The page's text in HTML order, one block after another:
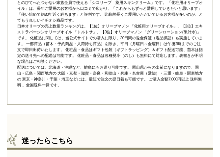
とのびてべたつかない家族全員で使える「 シコリーブ 薬用スキンクリーム 」です。 「化粧用オリーブオ
イル」は、長年ご愛用のお客様から口コミで広がり、「これからもずっと愛用していきたいと思います」
「使い始めて約30年近く経ちます」と評判です。 比較的長くご愛用いただいているお客様が多いのが、と
てもうれしいイチオシ商品です。
日本オリーブの売上数量ランキングは、【1位】オリーブマノン 「 化粧用オリーブオイル 」、【2位】 エキ
ストラバージンオリーブオイル 「トルトサ」 、【3位】 オリーブマノン 「グリーンローション(果汁水)」
です。 化粧品に関しては、当公式サイトでの購入に限り、 30日間の返金保証（返品保証）
も実施していま
す。 一部商品（苗木・予約商品・入荷待ち商品）を除き、平日（月曜日～金曜日）は午後2時までのご注
文で即日出荷いたします。 化粧品・食品はギフト包装（ギフトラッピング）＆ギフト配送可能、苗木は指
定の送り先への配送は可能です。 化粧品・食品は各種熨斗（のし）も無料にて対応します。表書きが不明
な場合はご相談ください。
配送については、北海道・沖縄など、離島にもお送り可能です。 岡山県からの出荷になりますので、岡
山・広島・関西地方の 大阪・京都・滋賀・奈良・和歌山・兵庫・名古屋（愛知）・三重・岐阜・関東地方
の 東京・神奈川・千葉・埼玉などには、最短で注文の翌日着も可能です。 ご購入金額7,000円以上 送料無
料 、全国送料一律です。
迷ったらこちら